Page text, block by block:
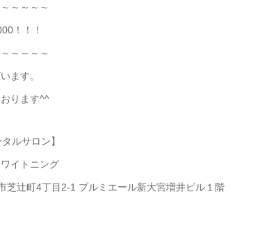
～～～～
！！！
～～～～
ます。
ります^^
ルサロン】
イトニング
芝辻町4丁目2-1 プルミエール新大宮増井ビル１階